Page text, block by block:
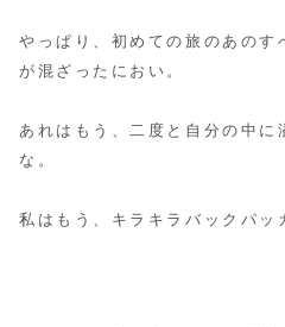
やっぱり、初めての旅のあのす
が混ざったにおい。
あれはもう、二度と自分の中に
な。
私はもう、キラキラバックパッ